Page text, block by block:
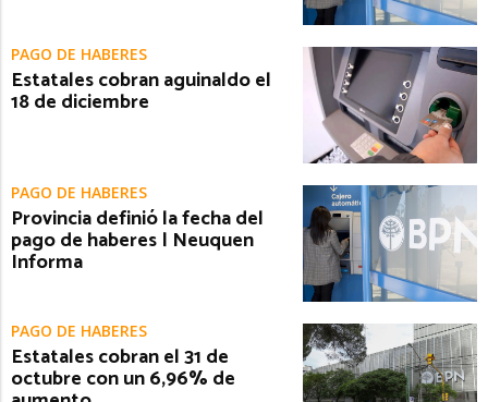
PAGO DE HABERES
Estatales cobran aguinaldo el
18 de diciembre
PAGO DE HABERES
Provincia definió la fecha del
pago de haberes | Neuquen
Informa
PAGO DE HABERES
Estatales cobran el 31 de
octubre con un 6,96% de